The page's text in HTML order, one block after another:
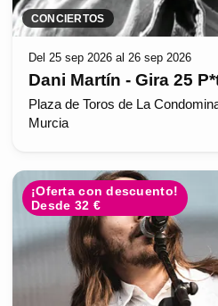
CONCIERTOS
Del 25 sep 2026 al 26 sep 2026
Dani Martín - Gira 25
Plaza de Toros de La
Murcia
¡Oferta con descuento!
Desde 32 €